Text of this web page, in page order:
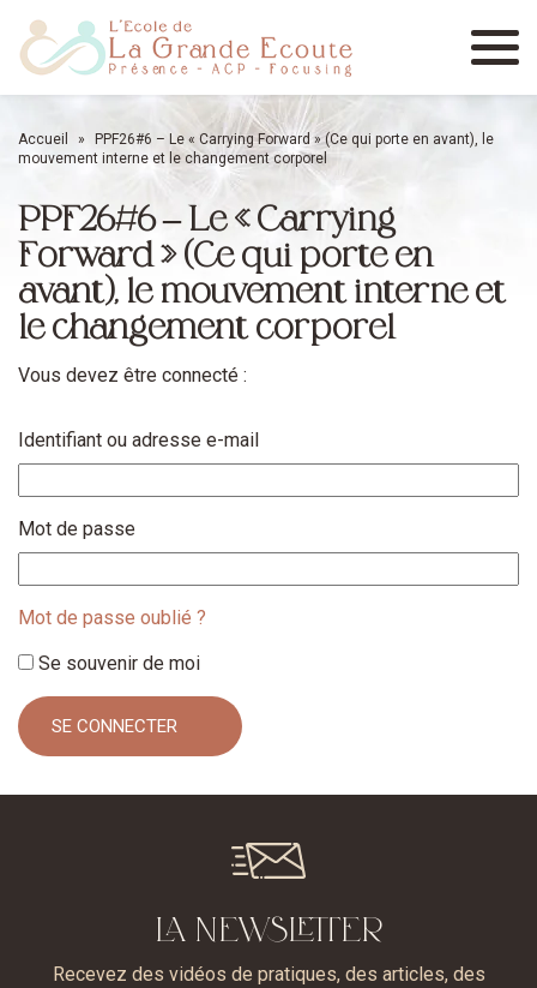
Menu
Accueil »
PPF26#6 – Le « Carrying Forward » (Ce qui porte en avant), le
mouvement interne et le changement corporel
PPF26#6 – Le « Carrying
Forward » (Ce qui porte en
avant), le mouvement interne et
le changement corporel
Vous devez être connecté :
Identifiant ou adresse e-mail
Mot de passe
Mot de passe oublié ?
Se souvenir de moi
LA NEWSLETTER
Recevez des vidéos de pratiques, des articles, des